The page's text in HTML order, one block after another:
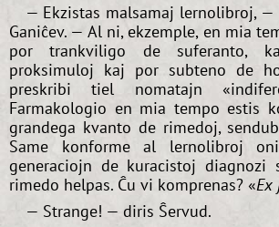
— Ekzistas malsamaj lernolibroj, —
Ganiĉev. — Al ni, ekzemple, en mia
por trankviligo de suferanto,
proksimuloj kaj por subteno de
preskribi tiel nomatajn
Farmakologio en mia tempo estis
grandega kvanto de rimedoj,
Same konforme al lernolibroj
generaciojn de kuracistoj diagnozi
rimedo helpas. Ĉu vi komprenas? «Ex
— Strange! — diris Ŝervud.